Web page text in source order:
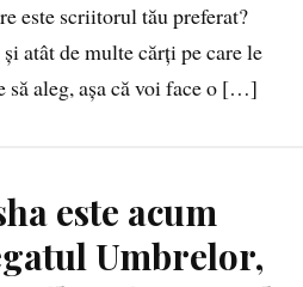
este scriitorul tău preferat?
atât de multe cărți pe care le
să aleg, așa că voi face o […]
este acum
Umbrelor,